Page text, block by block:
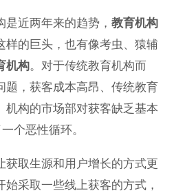
近两年来的趋势， 教育机构
样的巨头，也有像考虫、猿辅
机构。对于传统教育机构而
题，获客成本高昂、传统教育
机构的市场部对获客缺乏基本
个恶性循环。
获取生源和用户增长的方式更
采取一些线上获客的方式，